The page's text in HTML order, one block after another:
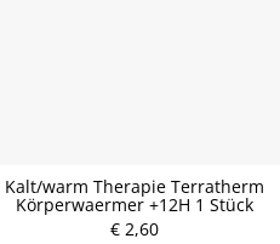
Kalt/warm Therapie Terratherm
Körperwaermer +12H 1 Stück
€ 2,60
P
r